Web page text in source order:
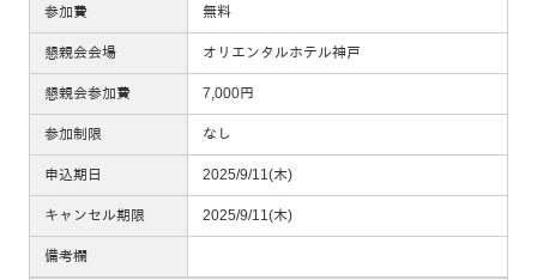
参加費 無料
懇親会会場 オリエンタルホテル神戸
懇親会参加費 7,000円
参加制限 なし
申込期日 2025/9/11(木)
キャンセル期限 2025/9/11(木)
備考欄